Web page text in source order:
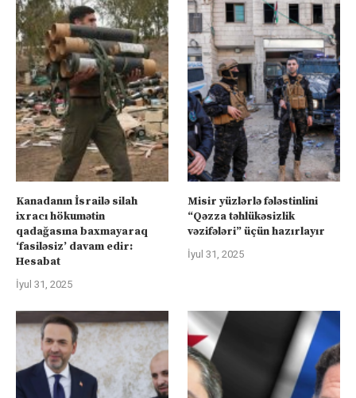
Kanadanın İsrailə silah
ixracı hökumətin
qadağasına baxmayaraq
‘fasiləsiz’ davam edir:
Hesabat
İyul 31, 2025
Misir yüzlərlə fələstinlini
“Qəzza təhlükəsizlik
vəzifələri” üçün hazırlayır
İyul 31, 2025